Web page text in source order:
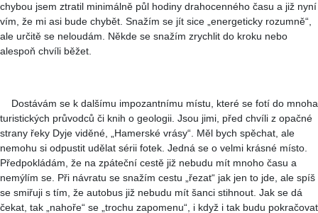
chybou jsem ztratil minimálně půl hodiny drahocenného času a již nyní
vím, že mi asi bude chybět. Snažím se jít sice „energeticky rozumně“,
ale určitě se neloudám. Někde se snažím zrychlit do kroku nebo
alespoň chvíli běžet.
Dostávám se k dalšímu impozantnímu místu, které se fotí do mnoha
turistických průvodců či knih o geologii. Jsou jimi, před chvíli z opačné
strany řeky Dyje viděné, „Hamerské vrásy“. Měl bych spěchat, ale
nemohu si odpustit udělat sérii fotek. Jedná se o velmi krásné místo.
Předpokládám, že na zpáteční cestě již nebudu mít mnoho času a
nemýlím se. Při návratu se snažím cestu „řezat“ jak jen to jde, ale spíš
se smiřuji s tím, že autobus již nebudu mít šanci stihnout. Jak se dá
čekat, tak „nahoře“ se „trochu zapomenu“, i když i tak budu pokračovat